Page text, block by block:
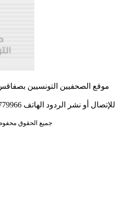
موقع الصحفيين التونسيين
جميع الحقوق